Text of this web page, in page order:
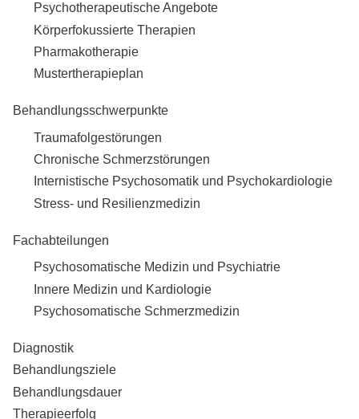
Psychotherapeutische Angebote
Körperfokussierte Therapien
Pharmakotherapie
Mustertherapieplan
Behandlungsschwerpunkte
Traumafolgestörungen
Chronische Schmerzstörungen
Internistische Psychosomatik und Psychokardiologie
Stress- und Resilienzmedizin
Fachabteilungen
Psychosomatische Medizin und Psychiatrie
Innere Medizin und Kardiologie
Psychosomatische Schmerzmedizin
Diagnostik
Behandlungsziele
Behandlungsdauer
Therapieerfolg